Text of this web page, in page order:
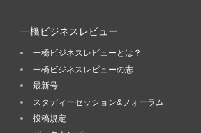
一橋ビジネスレビュー
一橋ビジネスレビューとは？
一橋ビジネスレビューの志
最新号
スタディーセッション&フォーラム
投稿規定